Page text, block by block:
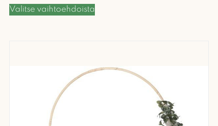
Valitse vaihtoehdoista